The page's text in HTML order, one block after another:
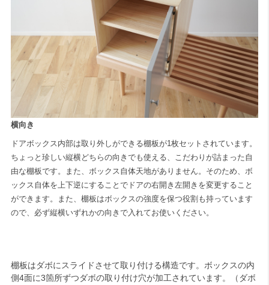
横向き
ドアボックス内部は取り外しができる棚板が1枚セットされています。
ちょっと珍しい縦横どちらの向きでも使える、こだわりが詰まった自
由な棚板です。また、ボックス自体天地がありません。そのため、ボ
ックス自体を上下逆にすることでドアの右開き左開きを変更すること
ができます。また、棚板はボックスの強度を保つ役割も持っています
ので、必ず縦横いずれかの向きで入れてお使いください。
棚板はダボにスライドさせて取り付ける構造です。ボックスの内
側4面に3箇所ずつダボの取り付け穴が加工されています。（ダボ